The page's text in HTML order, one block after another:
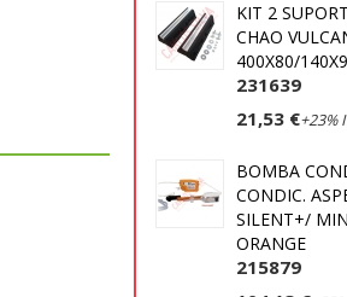
KIT 2
CHAO
400X80/
231639
21,53 €+23%
BOMBA
CONDIC.
SILENT+/
ORANGE
215879